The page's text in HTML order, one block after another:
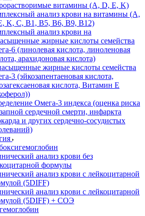
витамины (A, D, E, K)
анализ крови на витамины (A,
K, C, B1, B5, B6, В9, B12)
анализ крови на
жирные кислоты семейства
6 (линолевая кислота, линоленовая
арахидоновая кислота)
жирные кислоты семейства
3 (эйкозапентаеновая кислота,
кислота, Витамин E
Омега-3 индекса (оценка риска
сердечной смерти, инфаркта
и других сердечно-сосудистых
анализ крови без
формулы
анализ крови с лейкоцитарной
(5DIFF)
анализ крови с лейкоцитарной
(5DIFF) + СОЭ